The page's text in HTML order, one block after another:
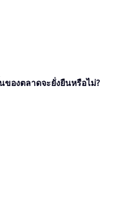
องตลาดจะยั่งยืนหรือไม่?